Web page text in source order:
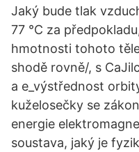
Jaký bude tlak
77 °C za
hmotnosti tohoto
shodě rovně/, s
a e_výstřednost
kuželosečky se
energie
soustava, jaký je